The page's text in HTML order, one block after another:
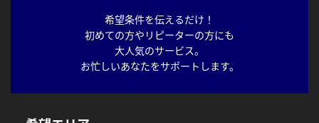
希望条件を伝えるだけ！
初めての方やリピーターの方にも
大人気のサービス。
お忙しいあなたをサポートします。